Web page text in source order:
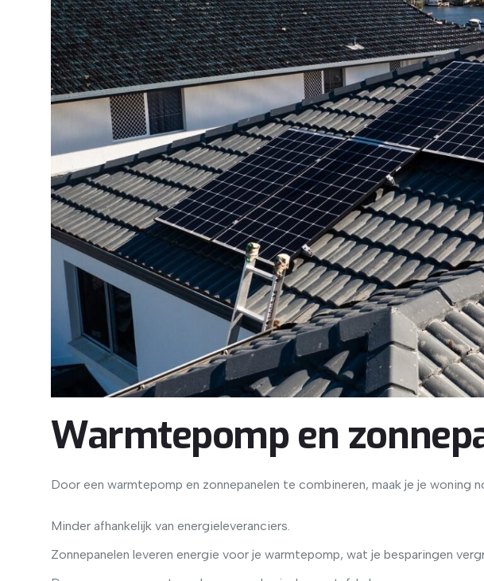
Warmtepomp en
Door een warmtepomp en zonnepanelen te combineren, maak je je woning
Minder afhankelijk van energieleveranciers.
Zonnepanelen leveren energie voor je warmtepomp, wat je besparingen